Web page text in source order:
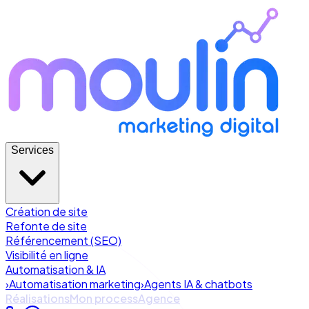
Services
Création de site
Refonte de site
Référencement (SEO)
Visibilité en ligne
Automatisation & IA
›Automatisation marketing›Agents IA & chatbots
RéalisationsMon processAgence